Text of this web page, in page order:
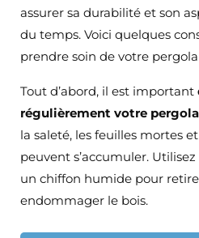
assurer sa durabilité et son
du temps. Voici quelques
prendre soin de votre
Tout d’abord, il est important
régulièrement votre pergola
la saleté, les feuilles mortes
peuvent s’accumuler.
un chiffon humide pour
endommager le bois.